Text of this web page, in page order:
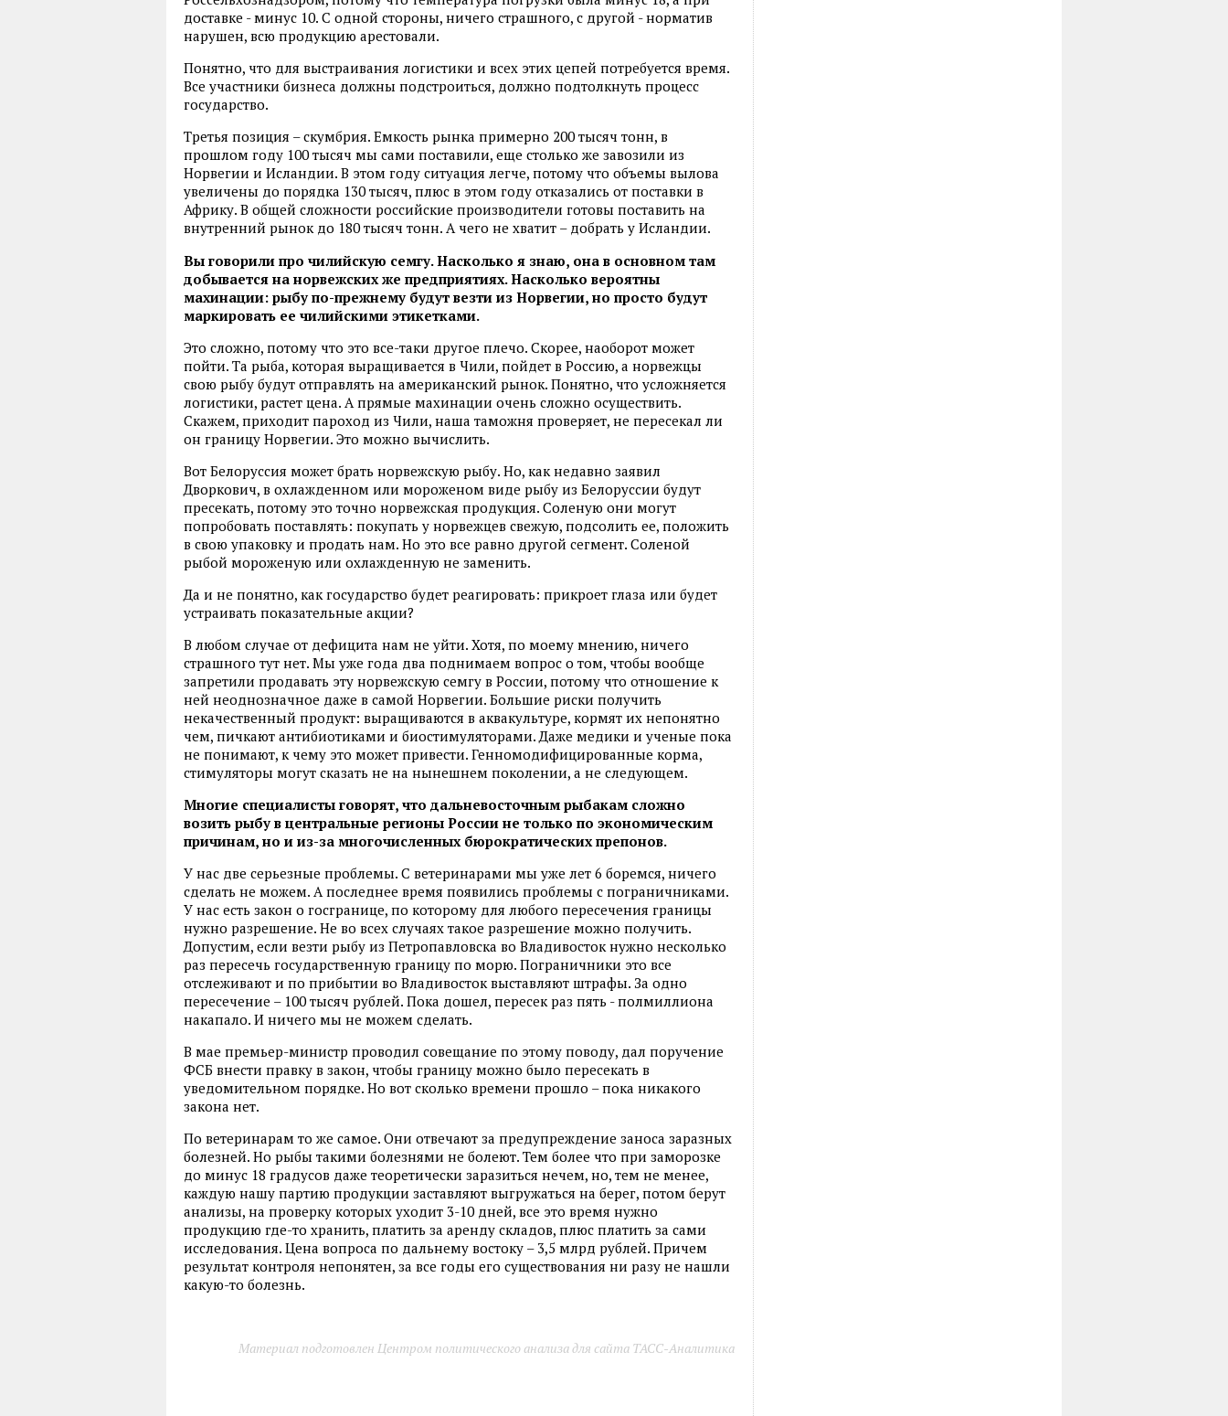
доставке - минус 10. С одной стороны, ничего страшного, с другой - норматив
нарушен, всю продукцию арестовали.
Понятно, что для выстраивания логистики и всех этих цепей потребуется время.
Все участники бизнеса должны подстроиться, должно подтолкнуть процесс
государство.
Третья позиция – скумбрия. Емкость рынка примерно 200 тысяч тонн, в
прошлом году 100 тысяч мы сами поставили, еще столько же завозили из
Норвегии и Исландии. В этом году ситуация легче, потому что объемы вылова
увеличены до порядка 130 тысяч, плюс в этом году отказались от поставки в
Африку. В общей сложности российские производители готовы поставить на
внутренний рынок до 180 тысяч тонн. А чего не хватит – добрать у Исландии.
Вы говорили про чилийскую семгу. Насколько я знаю, она в основном там
добывается на норвежских же предприятиях. Насколько вероятны
махинации: рыбу по-прежнему будут везти из Норвегии, но просто будут
маркировать ее чилийскими этикетками.
Это сложно, потому что это все-таки другое плечо. Скорее, наоборот может
пойти. Та рыба, которая выращивается в Чили, пойдет в Россию, а норвежцы
свою рыбу будут отправлять на американский рынок. Понятно, что усложняется
логистики, растет цена. А прямые махинации очень сложно осуществить.
Скажем, приходит пароход из Чили, наша таможня проверяет, не пересекал ли
он границу Норвегии. Это можно вычислить.
Вот Белоруссия может брать норвежскую рыбу. Но, как недавно заявил
Дворкович, в охлажденном или мороженом виде рыбу из Белоруссии будут
пресекать, потому это точно норвежская продукция. Соленую они могут
попробовать поставлять: покупать у норвежцев свежую, подсолить ее, положить
в свою упаковку и продать нам. Но это все равно другой сегмент. Соленой
рыбой мороженую или охлажденную не заменить.
Да и не понятно, как государство будет реагировать: прикроет глаза или будет
устраивать показательные акции?
В любом случае от дефицита нам не уйти. Хотя, по моему мнению, ничего
страшного тут нет. Мы уже года два поднимаем вопрос о том, чтобы вообще
запретили продавать эту норвежскую семгу в России, потому что отношение к
ней неоднозначное даже в самой Норвегии. Большие риски получить
некачественный продукт: выращиваются в аквакультуре, кормят их непонятно
чем, пичкают антибиотиками и биостимуляторами. Даже медики и ученые пока
не понимают, к чему это может привести. Генномодифицированные корма,
стимуляторы могут сказать не на нынешнем поколении, а не следующем.
Многие специалисты говорят, что дальневосточным рыбакам сложно
возить рыбу в центральные регионы России не только по экономическим
причинам, но и из-за многочисленных бюрократических препонов.
У нас две серьезные проблемы. С ветеринарами мы уже лет 6 боремся, ничего
сделать не можем. А последнее время появились проблемы с пограничниками.
У нас есть закон о госгранице, по которому для любого пересечения границы
нужно разрешение. Не во всех случаях такое разрешение можно получить.
Допустим, если везти рыбу из Петропавловска во Владивосток нужно несколько
раз пересечь государственную границу по морю. Пограничники это все
отслеживают и по прибытии во Владивосток выставляют штрафы. За одно
пересечение – 100 тысяч рублей. Пока дошел, пересек раз пять - полмиллиона
накапало. И ничего мы не можем сделать.
В мае премьер-министр проводил совещание по этому поводу, дал поручение
ФСБ внести правку в закон, чтобы границу можно было пересекать в
уведомительном порядке. Но вот сколько времени прошло – пока никакого
закона нет.
По ветеринарам то же самое. Они отвечают за предупреждение заноса заразных
болезней. Но рыбы такими болезнями не болеют. Тем более что при заморозке
до минус 18 градусов даже теоретически заразиться нечем, но, тем не менее,
каждую нашу партию продукции заставляют выгружаться на берег, потом берут
анализы, на проверку которых уходит 3-10 дней, все это время нужно
продукцию где-то хранить, платить за аренду складов, плюс платить за сами
исследования. Цена вопроса по дальнему востоку – 3,5 млрд рублей. Причем
результат контроля непонятен, за все годы его существования ни разу не нашли
какую-то болезнь.
Материал подготовлен Центром политического анализа для сайта ТАСС-Аналитика